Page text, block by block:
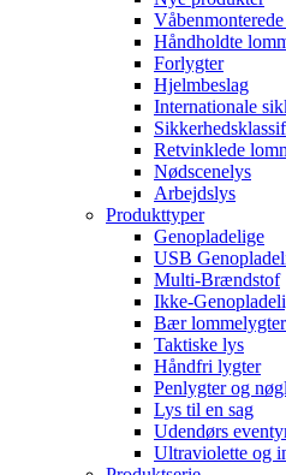
Håndholdte
Forlygter
Hjelmbeslag
Internationale
Retvinklede
Nødscenelys
Arbejdslys
Produkttyper
Genopladelige
USB
Multi-Brændstof
Ikke-
Bær
Taktiske lys
Håndfri lygter
Penlygter og
Lys til en sag
Udendørs
Ultraviolette og